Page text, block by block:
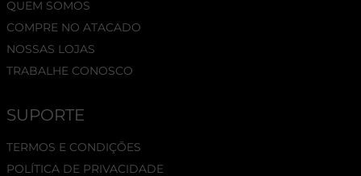
QUEM SOMOS
COMPRE NO ATACADO
NOSSAS LOJAS
TRABALHE CONOSCO
SUPORTE
TERMOS E CONDIÇÕES
POLÍTICA DE PRIVACIDADE